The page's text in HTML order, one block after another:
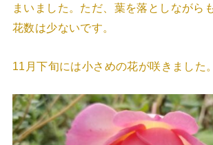
まいました。ただ、葉を落としながら
花数は少ないです。
11月下旬には小さめの花が咲きました。